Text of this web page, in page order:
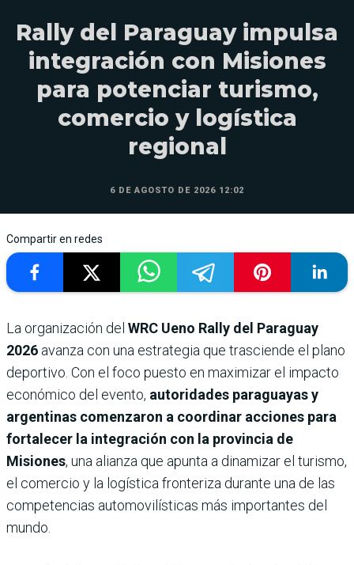
Rally del Paraguay impulsa
integración con Misiones
para potenciar turismo,
comercio y logística
regional
6 DE AGOSTO DE 2026 12:02
Compartir en redes
La organización del WRC Ueno Rally del Paraguay
2026 avanza con una estrategia que trasciende el plano
deportivo. Con el foco puesto en maximizar el impacto
económico del evento, autoridades paraguayas y
argentinas comenzaron a coordinar acciones para
fortalecer la integración con la provincia de
Misiones, una alianza que apunta a dinamizar el turismo,
el comercio y la logística fronteriza durante una de las
competencias automovilísticas más importantes del
mundo.